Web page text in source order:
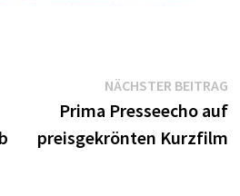
NÄCHSTER BEITRAG
Prima Presseecho auf
preisgekrönten Kurzfilm